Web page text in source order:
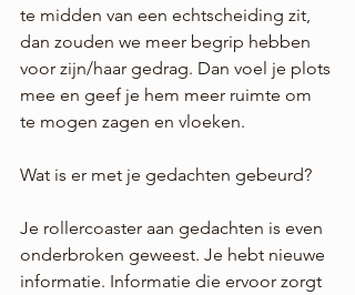
te midden van een echtscheiding zit,
dan zouden we meer begrip hebben
voor zijn/haar gedrag. Dan voel je plots
mee en geef je hem meer ruimte om
te mogen zagen en vloeken.
Wat is er met je gedachten gebeurd?
Je rollercoaster aan gedachten is even
onderbroken geweest. Je hebt nieuwe
informatie. Informatie die ervoor zorgt